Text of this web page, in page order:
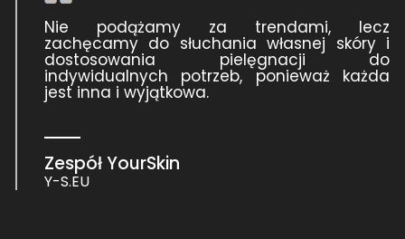
Nie podążamy za trendami, lecz
zachęcamy do słuchania własnej skóry i
dostosowania pielęgnacji do
indywidualnych potrzeb, ponieważ każda
jest inna i wyjątkowa.
Zespół YourSkin
Y-S.EU